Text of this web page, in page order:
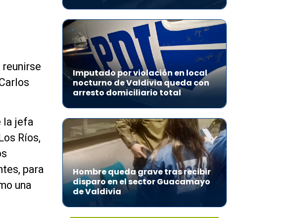
reunirse
la jefa
Ríos,
para
una
Imputado por violación en local
nocturno de Valdivia queda con
arresto domiciliario total
Hombre queda grave tras recibir
disparo en el sector Guacamayo
de Valdivia